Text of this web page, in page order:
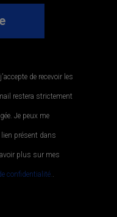
de recevoir les
restera strictement
Je peux me
présent dans
plus sur mes
confidentialité..